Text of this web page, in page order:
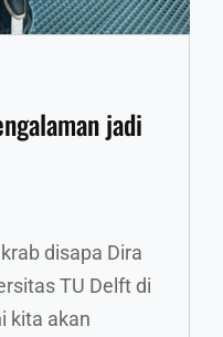
jadi
disapa Dira
TU Delft di
kita akan